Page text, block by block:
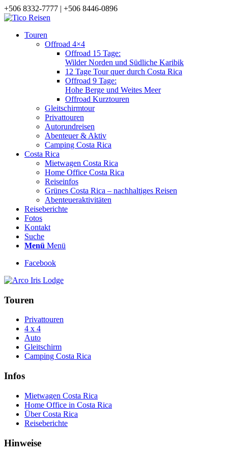
+506 8332-7777 | +506 8446-0896
Touren
Offroad 4×4
Offroad 15 Tage:
Wilder Norden und Südliche Karibik
12 Tage Tour quer durch Costa Rica
Offroad 9 Tage:
Hohe Berge und Weites Meer
Offroad Kurztouren
Gleitschirmtour
Privattouren
Autorundreisen
Abenteuer & Aktiv
Camping Costa Rica
Costa Rica
Mietwagen Costa Rica
Home Office Costa Rica
Reiseinfos
Grünes Costa Rica – nachhaltiges Reisen
Abenteueraktivitäten
Reiseberichte
Fotos
Kontakt
Suche
Menü Menü
Facebook
Touren
Privattouren
4 x 4
Auto
Gleitschirm
Camping Costa Rica
Infos
Mietwagen Costa Rica
Home Office in Costa Rica
Über Costa Rica
Reiseberichte
Hinweise